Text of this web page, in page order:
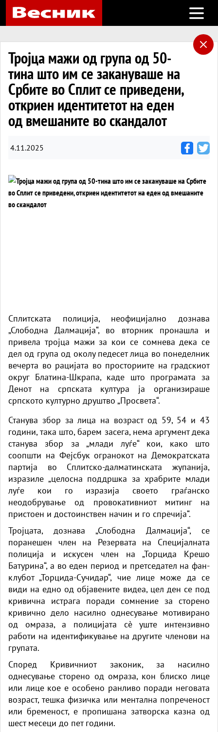
Open
Тројца мажи од група од 50-
тина што им се закануваше на
Србите во Сплит се приведени,
откриен идентитетот на еден
од вмешаните во скандалот
4.11.2025
Сплитската полиција, неофицијално дознава
„Слободна Далмација“, во вторник пронашла и
привела тројца мажи за кои се сомнева дека се
дел од група од околу педесет лица во понеделник
вечерта во рацијата во просториите на градскиот
округ Блатина-Шкрапа, каде што програмата за
Денот на српската култура ја организираше
српското културно друштво „Просвета“.
Станува збор за лица на возраст од 59, 54 и 43
години, така што, барем засега, нема аргумент дека
станува збор за „млади луѓе“ кои, како што
соопшти на Фејсбук огранокот на Демократската
партија во Сплитско-далматинската жупанија,
изразиле „целосна поддршка за храбрите млади
луѓе кои го изразија своето граѓанско
неодобрување од провокативниот митинг на
пристоен и достоинствен начин и го спречија“.
Тројцата, дознава „Слободна Далмација“, се
поранешен член на Резервата на Специјалната
полиција и искусен член на „Торцида Крешо
Батурина“, а во еден период и претседател на фан-
клубот „Торцида-Сучидар“, чие лице може да се
види на едно од објавените видеа, цел ден се под
кривична истрага поради сомнение за сторено
кривично дело насилно однесување мотивирано
од омраза, а полицијата сè уште интензивно
работи на идентификување на другите членови на
групата.
Според Кривичниот законик, за насилно
однесување сторено од омраза, кон блиско лице
или лице кое е особено ранливо поради неговата
возраст, тешка физичка или ментална попреченост
или бременост, е пропишана затворска казна од
шест месеци до пет години.